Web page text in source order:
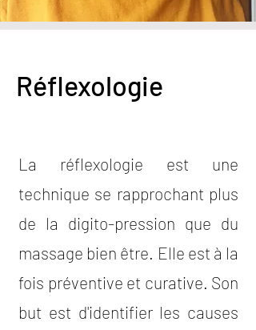
Réflexologie
La réflexologie est une
technique se rapprochant plus
de la digito-pression que du
massage bien être. Elle est à la
fois préventive et curative. Son
but est d'identifier les causes